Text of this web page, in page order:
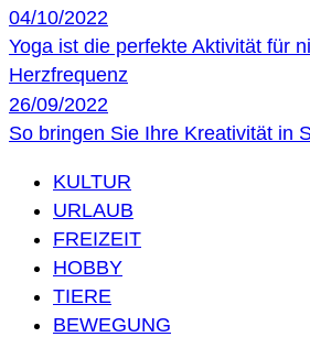
04/10/2022
Yoga ist die perfekte Aktivität für
Herzfrequenz
26/09/2022
So bringen Sie Ihre Kreativität in
KULTUR
URLAUB
FREIZEIT
HOBBY
TIERE
BEWEGUNG